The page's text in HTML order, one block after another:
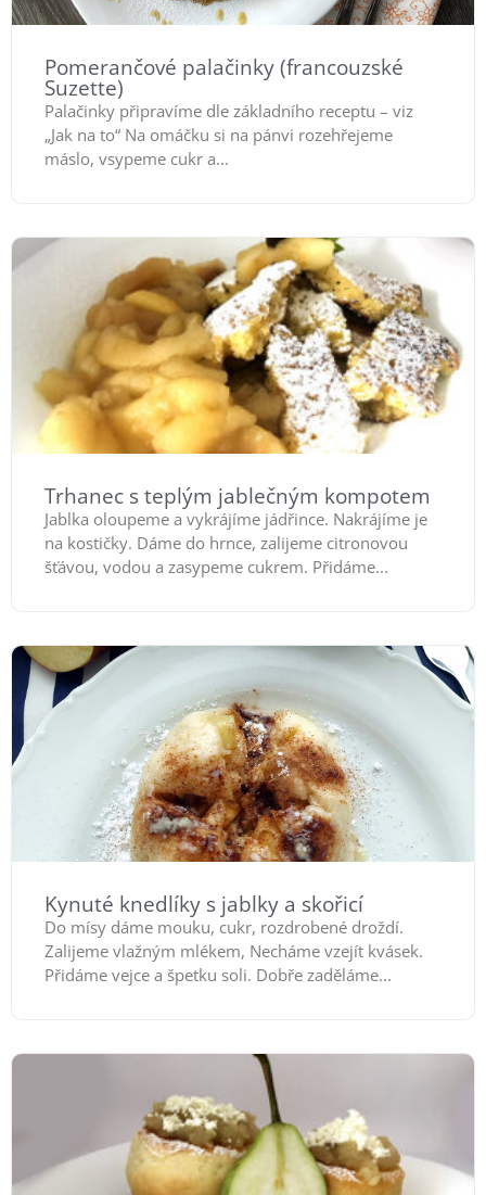
Pomerančové palačinky (francouzské
Suzette)
Palačinky připravíme dle základního receptu – viz
„Jak na to“ Na omáčku si na pánvi rozehřejeme
máslo, vsypeme cukr a...
Trhanec s teplým jablečným kompotem
Jablka oloupeme a vykrájíme jádřince. Nakrájíme je
na kostičky. Dáme do hrnce, zalijeme citronovou
šťávou, vodou a zasypeme cukrem. Přidáme...
Kynuté knedlíky s jablky a skořicí
Do mísy dáme mouku, cukr, rozdrobené droždí.
Zalijeme vlažným mlékem, Necháme vzejít kvásek.
Přidáme vejce a špetku soli. Dobře zaděláme...